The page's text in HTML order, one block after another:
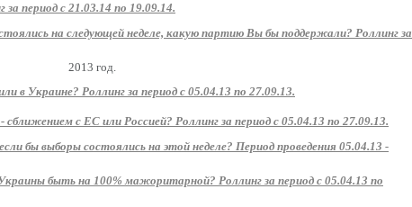
период с 21.03.14 по 19.09.14.
на следующей неделе, какую партию Вы бы поддержали? Роллинг за
2013 год.
Украине? Роллинг за период с 05.04.13 по 27.09.13.
с ЕС или Россией? Роллинг за период с 05.04.13 по 27.09.13.
бы выборы состоялись на этой неделе? Период проведения 05.04.13 -
быть на 100% мажоритарной? Роллинг за период с 05.04.13 по